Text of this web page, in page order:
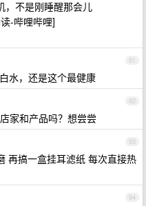
，不是刚睡醒那会儿
-哔哩哔哩]
91
水，还是这个最健康
92
家和产品吗？想尝尝
93
再搞一盒挂耳滤纸 每次直接热
94